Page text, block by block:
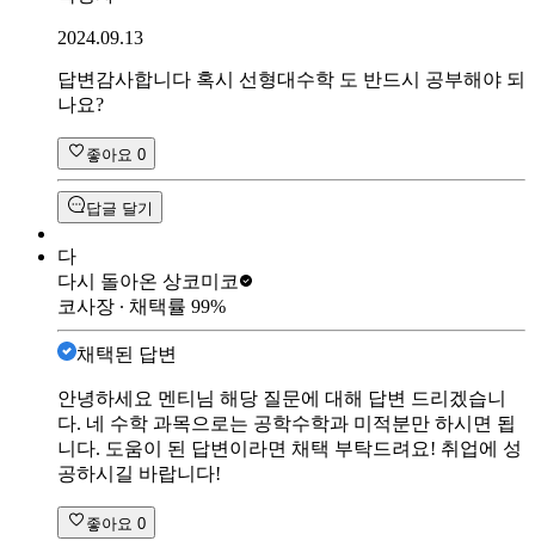
2024.09.13
답변감사합니다 혹시 선형대수학 도 반드시 공부해야 되
나요?
좋아요 0
답글 달기
다
다시 돌아온 상코미코
코사장 ∙ 채택률 99%
채택된 답변
안녕하세요 멘티님 해당 질문에 대해 답변 드리겠습니
다. 네 수학 과목으로는 공학수학과 미적분만 하시면 됩
니다. 도움이 된 답변이라면 채택 부탁드려요! 취업에 성
공하시길 바랍니다!
좋아요 0